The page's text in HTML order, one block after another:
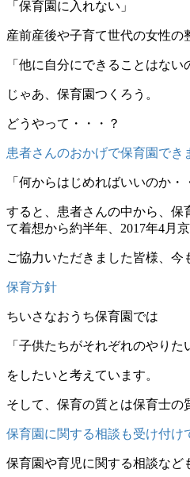
「保育園に入れない」
産前産後や子育て世代の女性
「他に自分にできることはない
じゃあ、保育園つくろう。
どうやって・・・？
患者さんのおかげで保育園でき
「何からはじめればいいのか
すると、患者さんの中から、保
て着想から約半年、2017年4月
ご協力いただきました皆様、今
保育方針
ちいさなおうち保育園では
「子供たちがそれぞれのやり
をしたいと考えています。
そして、保育の質とは保育士の
保育園に関する相談も受け付け
保育園や育児に関する相談など